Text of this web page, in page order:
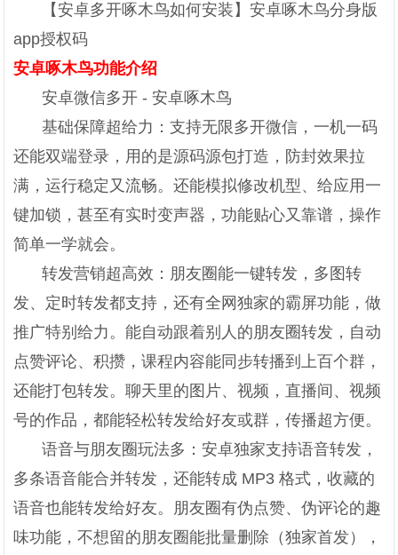
【安卓多开啄木鸟如何安装】安卓啄木鸟分身版
app授权码
安卓啄木鸟功能介绍
安卓微信多开 - 安卓啄木鸟
基础保障超给力：支持无限多开微信，一机一码
还能双端登录，用的是源码源包打造，防封效果拉
满，运行稳定又流畅。还能模拟修改机型、给应用一
键加锁，甚至有实时变声器，功能贴心又靠谱，操作
简单一学就会。
转发营销超高效：朋友圈能一键转发，多图转
发、定时转发都支持，还有全网独家的霸屏功能，做
推广特别给力。能自动跟着别人的朋友圈转发，自动
点赞评论、积攒，课程内容能同步转播到上百个群，
还能打包转发。聊天里的图片、视频，直播间、视频
号的作品，都能轻松转发给好友或群，传播超方便。
语音与朋友圈玩法多：安卓独家支持语音转发，
多条语音能合并转发，还能转成 MP3 格式，收藏的
语音也能转发给好友。朋友圈有伪点赞、伪评论的趣
味功能，不想留的朋友圈能批量删除（独家首发），